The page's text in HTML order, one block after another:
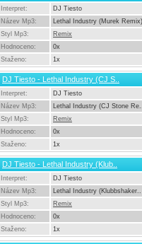
Interpret:
DJ Tiesto
Název Mp3:
Lethal Industry (Murek Remix)
Styl Mp3:
Remix
Hodnoceno:
0x
Staženo:
1x
DJ Tiesto - Lethal Industry (CJ S..
Interpret:
DJ Tiesto
Název Mp3:
Lethal Industry (CJ Stone
Styl Mp3:
Remix
Hodnoceno:
0x
Staženo:
1x
DJ Tiesto - Lethal Industry (Klub..
Interpret:
DJ Tiesto
Název Mp3:
Lethal Industry (Klubbshaker..
Styl Mp3:
Remix
Hodnoceno:
0x
Staženo:
1x